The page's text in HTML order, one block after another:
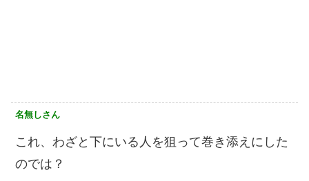
名無しさん
これ、わざと下にいる人を狙って巻き添えにした
のでは？